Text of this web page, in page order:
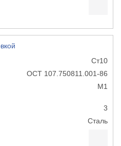
Ст10
ОСТ 107.750811.001-86
М1
3
Сталь